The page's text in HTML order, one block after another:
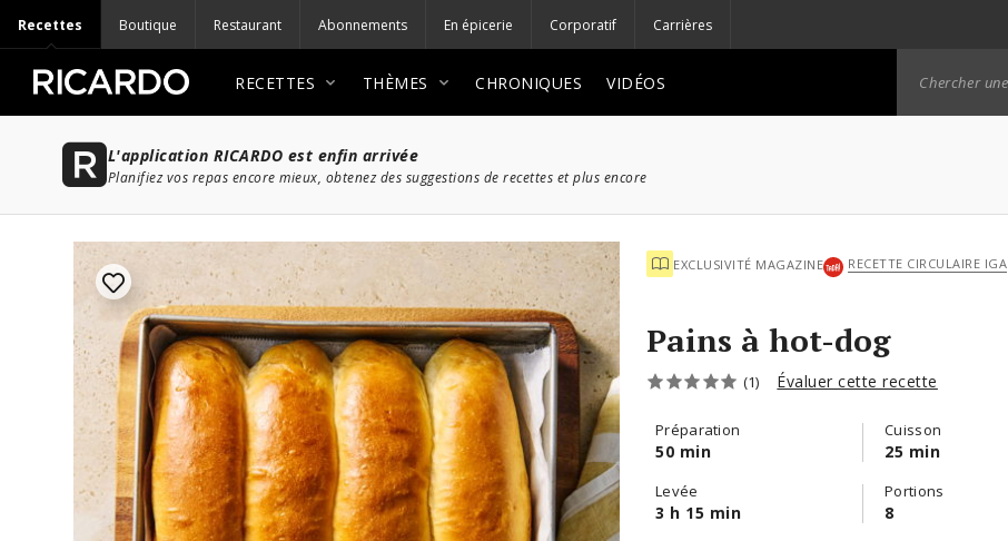
Recettes Boutique Restaurant Abonnements En épicerie Corporatif Carrières
RECETTES THÈMES CHRONIQUES VIDÉOS
L'application RICARDO est enfin arrivée
Planifiez vos repas encore mieux, obtenez des suggestions de recettes et plus encore
EXCLUSIVITÉ MAGAZINE RECETTE CIRCULAIRE IGA
Pains à hot-dog
(1) Évaluer cette recette
Préparation
50 min
Cuisson
25 min
Levée
3 h 15 min
Portions
8